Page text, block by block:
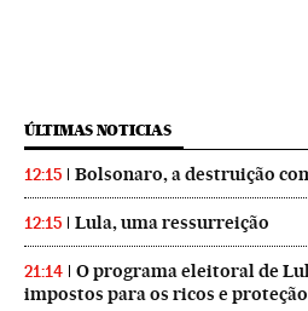
ÚLTIMAS NOTICIAS
12:15 Bolsonaro, a destruição
12:15 Lula, uma ressurreição
21:14
O programa eleitoral de
impostos para os ricos e